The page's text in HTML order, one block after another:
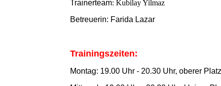
Trainerteam: Kubilay Yilmaz
Betreuerin: Farida Lazar
Trainingszeiten:
Montag: 19.00 Uhr - 20.30 Uhr, oberer Platz